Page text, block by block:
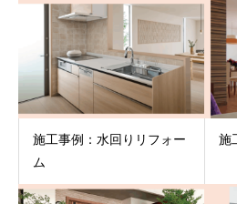
施工事例：水回りリフォー
ム
施